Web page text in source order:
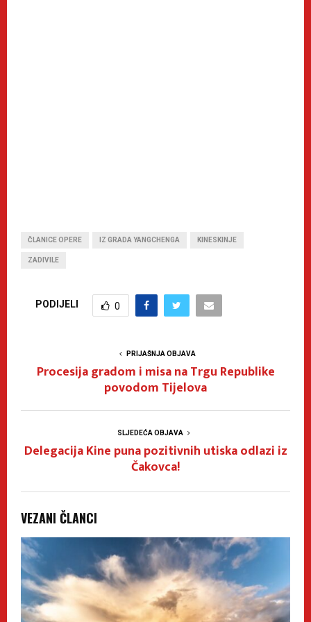
ČLANICE OPERE IZ GRADA YANGCHENGA KINESKINJE
ZADIVILE
PODIJELI 0
PRIJAŠNJA OBJAVA
Procesija gradom i misa na Trgu Republike
povodom Tijelova
SLJEDEĆA OBJAVA
Delegacija Kine puna pozitivnih utiska odlazi iz
Čakovca!
VEZANI ČLANCI